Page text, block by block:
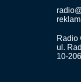
Radio
ul.
10-